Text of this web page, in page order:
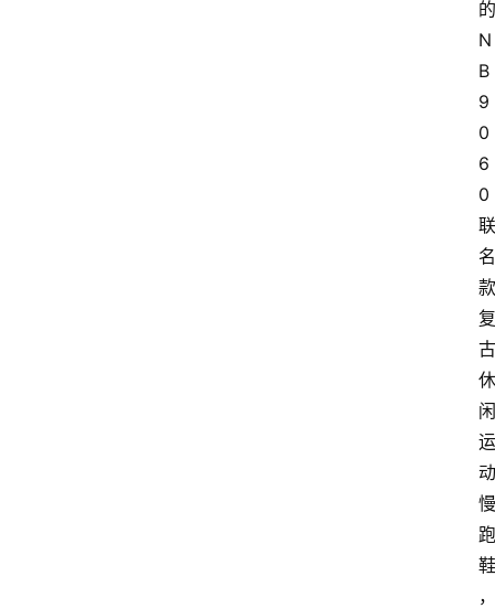
的
N
B
9
0
6
0
联
名
款
复
古
休
闲
运
动
慢
跑
鞋
，